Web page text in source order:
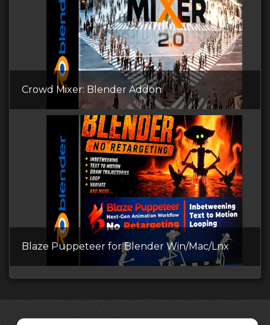
Crowd Mixer: Blender Addon
Blaze Puppeteer for Blender Win/Mac/Lnx